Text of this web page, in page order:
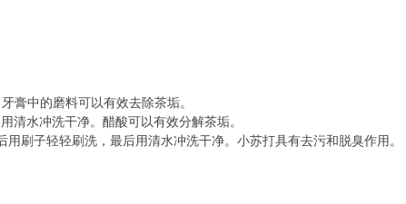
膏中的磨料可以有效去除茶垢。
清水冲洗干净。醋酸可以有效分解茶垢。
刷子轻轻刷洗，最后用清水冲洗干净。小苏打具有去污和脱臭作用。